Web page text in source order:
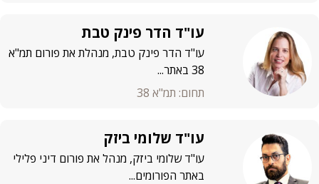
עו"ד הדר פינק טבת
עו"ד הדר פינק טבת, מנהלת את פורום תמ"א
38 באתר...
תחום: תמ"א 38
עו"ד שלומי ביזק
עו"ד שלומי ביזק, מנהל את פורום דיני פלילי
באתר הפורומים...